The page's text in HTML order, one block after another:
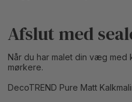
Afslut med
Når du har malet din væg
mørkere.
DecoTREND Pure Matt